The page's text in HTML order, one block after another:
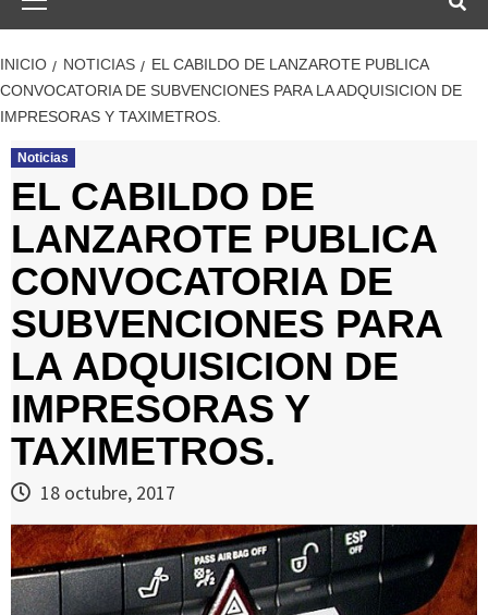
INICIO NOTICIAS
EL CABILDO DE LANZAROTE PUBLICA
CONVOCATORIA DE SUBVENCIONES PARA LA ADQUISICION DE
IMPRESORAS Y TAXIMETROS.
Noticias
EL CABILDO DE
LANZAROTE PUBLICA
CONVOCATORIA DE
SUBVENCIONES PARA
LA ADQUISICION DE
IMPRESORAS Y
TAXIMETROS.
18 octubre, 2017